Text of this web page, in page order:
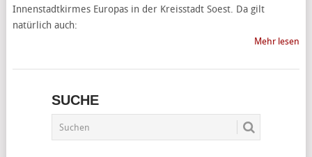
Innenstadtkirmes Europas in der Kreisstadt Soest. Da gilt
natürlich auch:
Mehr lesen
SUCHE